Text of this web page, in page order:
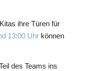
ihre Türen für
13:00 Uhr können
des Teams ins